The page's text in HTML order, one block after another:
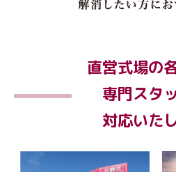
直営式場の
専門スタ
対応いた